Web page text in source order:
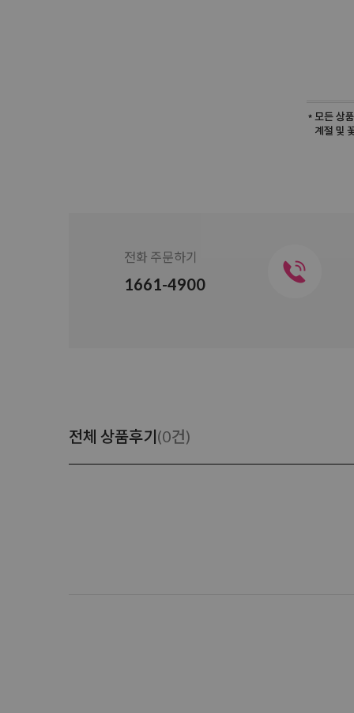
전화 주문하기
1661-4900
전체 상품후기(0건)